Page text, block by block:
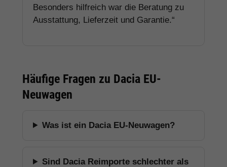
Besonders hilfreich war die Beratung zu
Ausstattung, Lieferzeit und Garantie.“
Häufige Fragen zu Dacia EU-
Neuwagen
Was ist ein Dacia EU-Neuwagen?
Sind Dacia Reimporte schlechter als